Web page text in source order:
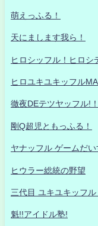
萌えっふる！
天にまします我ら！
ヒロシッフル！ヒロシ
ヒロユキユキッフル
徹夜DEテツヤッフル!
剛Q超児ともっふる！
ヤナッフル ゲームだ
ヒウラー総統の野望
三代目 ユキユキッフ
魁!!アイドル塾!